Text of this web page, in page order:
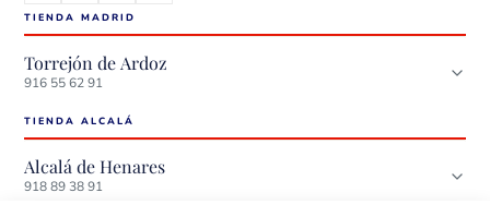
TIENDA MADRID
Torrejón de Ardoz
916 55 62 91
28850 Torrejón de Ardoz, Madrid
TIENDA ALCALÁ
Alcalá de Henares
918 89 38 91